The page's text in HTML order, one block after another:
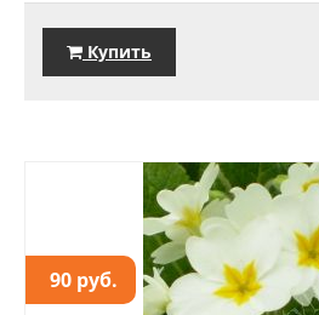
Купить
90 руб.